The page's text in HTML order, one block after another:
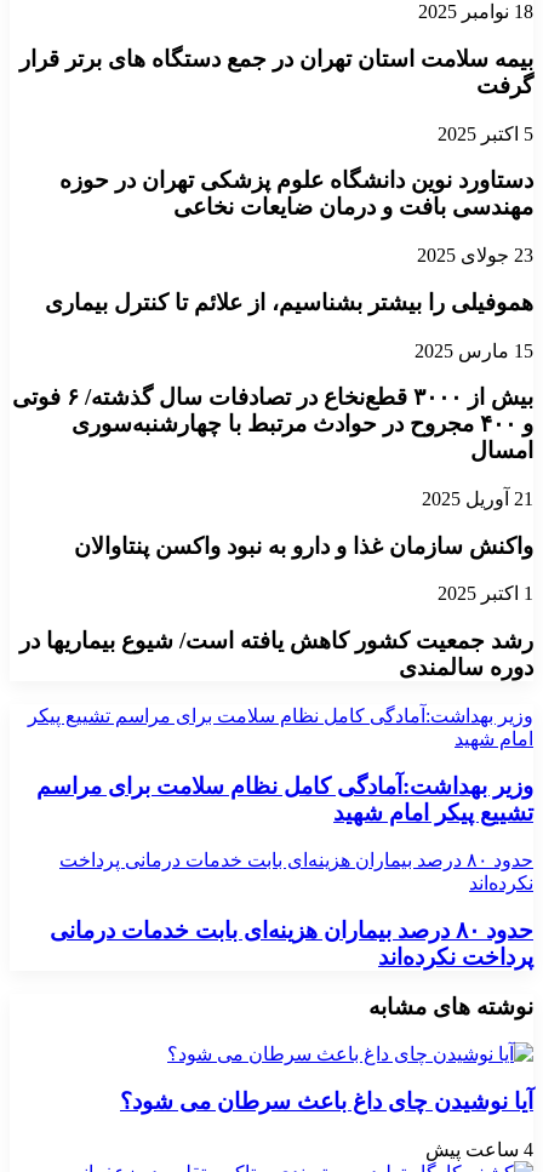
18 نوامبر 2025
بیمه سلامت استان تهران در جمع دستگاه های برتر قرار
گرفت
5 اکتبر 2025
دستاورد نوین دانشگاه علوم پزشکی تهران در حوزه
مهندسی بافت و درمان ضایعات نخاعی
23 جولای 2025
هموفیلی را بیشتر بشناسیم، از علائم تا کنترل بیماری
15 مارس 2025
بیش از ۳۰۰۰ قطع‌نخاع در تصادفات سال گذشته/ ۶ فوتی
و ۴۰۰ مجروح در حوادث مرتبط با چهارشنبه‌سوری
امسال
21 آوریل 2025
واکنش سازمان غذا و دارو به نبود واکسن پنتاوالان
1 اکتبر 2025
رشد جمعیت کشور کاهش یافته است/ شیوع بیماریها در
دوره سالمندی
وزیر بهداشت:آمادگی کامل نظام سلامت برای مراسم تشییع پیکر
امام شهید
وزیر بهداشت:آمادگی کامل نظام سلامت برای مراسم
تشییع پیکر امام شهید
حدود ۸۰ درصد بیماران هزینه‌ای بابت خدمات درمانی پرداخت
نکرده‌اند
حدود ۸۰ درصد بیماران هزینه‌ای بابت خدمات درمانی
پرداخت نکرده‌اند
نوشته های مشابه
آیا نوشیدن چای داغ باعث سرطان می شود؟
4 ساعت پیش